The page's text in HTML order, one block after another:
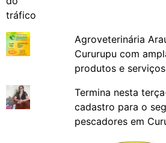
Agroveterinária
Cururupu com
produtos e
Termina nesta
cadastro para o
pescadores em